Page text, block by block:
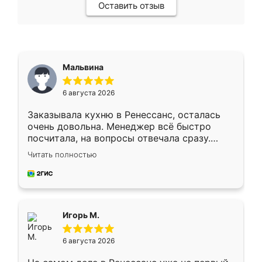
Оставить отзыв
Мальвина
6 августа 2026
Заказывала кухню в Ренессанс, осталась
очень довольна. Менеджер всё быстро
посчитала, на вопросы отвечала сразу.
Замерщик приехал в субботу, подошёл к
делу со всей ответственностью. Собрали
за день, ребята работали аккуратно, даже
Читать полностью
Игорь М.
6 августа 2026